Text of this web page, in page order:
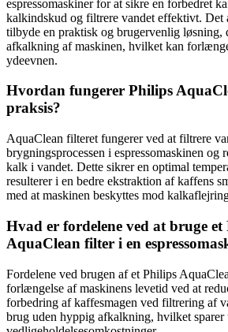
espressomaskiner for at sikre en forbedret
kalkindskud og filtrere vandet effektivt. Det
tilbyde en praktisk og brugervenlig
afkalkning af maskinen, hvilket kan
ydeevnen.
Hvordan fungerer Philips
praksis?
AquaClean filteret fungerer ved at filtrere
brygningsprocessen i espressomaskinen og
kalk i vandet. Dette sikrer en optimal
resulterer i en bedre ekstraktion af kaffens
med at maskinen beskyttes mod
Hvad er fordelene ved at bruge et
AquaClean filter i en
Fordelene ved brugen af ​​et Philips
forlængelse af maskinens levetid ved at
forbedring af kaffesmagen ved filtrering af
brug uden hyppig afkalkning, hvilket sparer